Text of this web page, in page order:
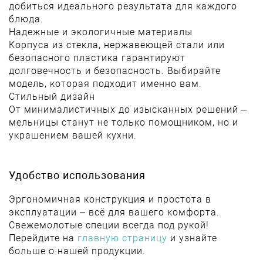
добиться идеального результата для каждого
блюда.
Надежные и экологичные материалы
Корпуса из стекла, нержавеющей стали или
безопасного пластика гарантируют
долговечность и безопасность. Выбирайте
модель, которая подходит именно вам.
Стильный дизайн
От минималистичных до изысканных решений –
мельницы станут не только помощником, но и
украшением вашей кухни.
Удобство использования
Эргономичная конструкция и простота в
эксплуатации – всё для вашего комфорта.
Свежемолотые специи всегда под рукой!
Перейдите на главную страницу и узнайте
больше о нашей продукции.